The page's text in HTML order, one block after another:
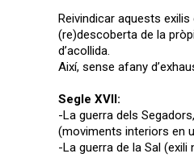
Reivindicar aquests
(re)descoberta de la
d’acollida.
Així, sense afany
Segle XVII:
-La guerra dels
(moviments interiors en
-La guerra de la Sal (exili